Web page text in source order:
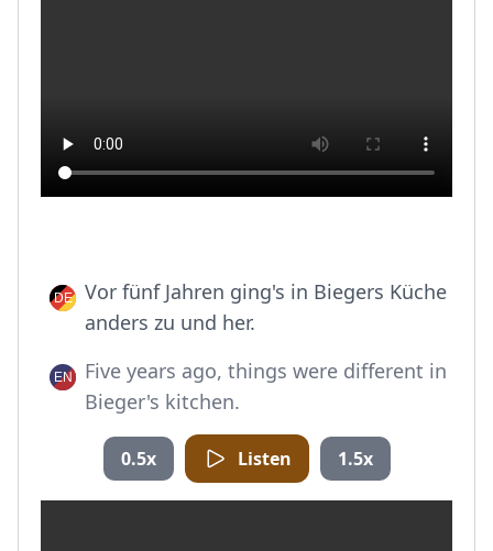
Vor fünf Jahren ging's in Biegers Küche
anders zu und her.
Five years ago, things were different in
Bieger's kitchen.
0.5x Listen 1.5x